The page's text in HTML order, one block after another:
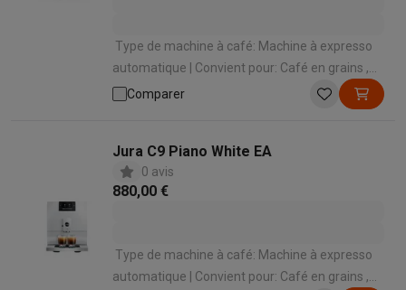
Type de machine à café: Machine à expresso
automatique | Convient pour: Café en grains ,
Café moulu | Convient pour faire mousser le
lait: Oui | Mode de préparation des spécialités
bouton | Panneau de commande: Écran tactile
Comparer
Jura C9 Piano White EA
0 avis
880,00 €
Type de machine à café: Machine à expresso
automatique | Convient pour: Café en grains ,